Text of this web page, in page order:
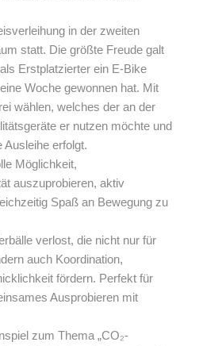
in der zweiten
statt. Die größte Freude galt
Erstplatzierter ein E-Bike
Woche gewonnen hat. Mit
wählen, welches der an der
er nutzen möchte und
Ausleihe erfolgt.
Möglichkeit,
auszuprobieren, aktiv
Spaß an Bewegung zu
verlost, die nicht nur für
auch Koordination,
fördern. Perfekt für
Ausprobieren mit
zum Thema „CO₂-